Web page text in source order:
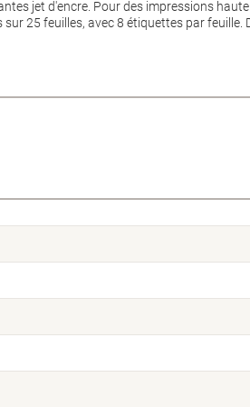
jet d'encre. Pour des impressions
25 feuilles, avec 8 étiquettes par feuille.